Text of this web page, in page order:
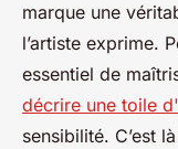
marque une
l’artiste exprime.
essentiel de
décrire une toile
sensibilité. C’est